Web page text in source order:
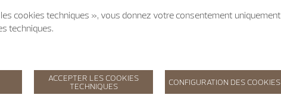
cookies techniques », vous donnez votre consentement uniquement
techniques.
ACCEPTER LES COOKIES
TECHNIQUES CONFIGURATION DES COOKIES